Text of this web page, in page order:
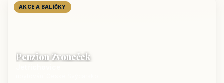
AKCE A BALÍČKY
Penzion Zvoneček